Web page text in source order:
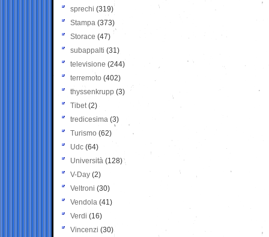
sprechi (319)
Stampa (373)
Storace (47)
subappalti (31)
televisione(244)
terremoto (402)
thyssenkrupp (3)
Tibet(2)
tredicesima (3)
Turismo (62)
Udc (64)
Università (128)
V-Day (2)
Veltroni (30)
Vendola (41)
Verdi (16)
Vincenzi (30)